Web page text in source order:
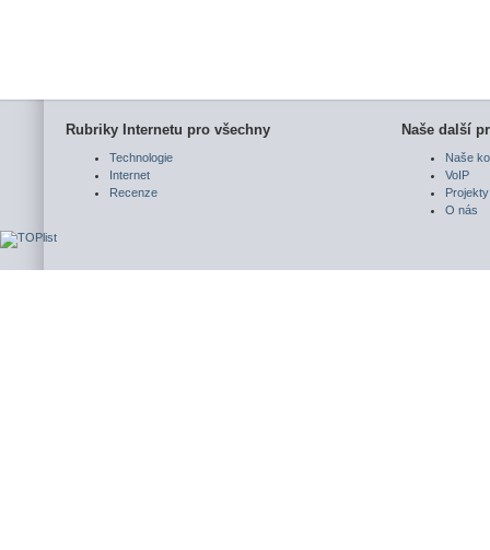
Rubriky Internetu pro všechny
Technologie
Internet
Recenze
Naše další
Naše
VoIP
Projekty
O nás